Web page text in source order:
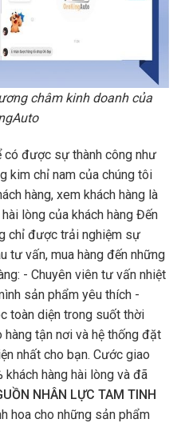
châm kinh doanh của
có được sự thành công như
kim chỉ nam của chúng tôi
hàng, xem khách hàng là
lòng của khách hàng Đến
chỉ được trải nghiệm sự
tư vấn, mua hàng đến những
- Chuyên viên tư vấn nhiệt
sản phẩm yêu thích -
toàn diện trong suốt thời
tận nơi và hệ thống đặt
nhất cho bạn. Cước giao
khách hàng hài lòng và đã
NHÂN LỰC TAM TINH
hoa cho những sản phẩm